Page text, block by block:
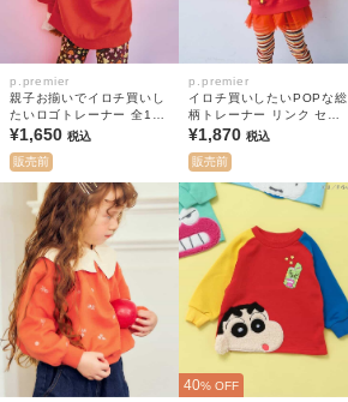
p.premier
親子お揃いでイロチ買いし
たいロゴトレーナー 全12
色 リンク
¥1,650 税込
販売前
p.premier
イロチ買いしたいPOPな総
柄トレーナー リンク セッ
トアップ対応
¥1,870税込
販売前
40% OFF